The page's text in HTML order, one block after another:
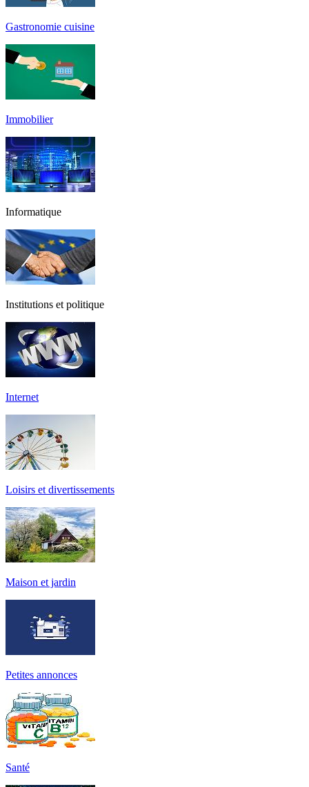
Gastronomie cuisine
Immobilier
Informatique
Institutions et politique
Internet
Loisirs et divertissements
Maison et jardin
Petites annonces
Santé